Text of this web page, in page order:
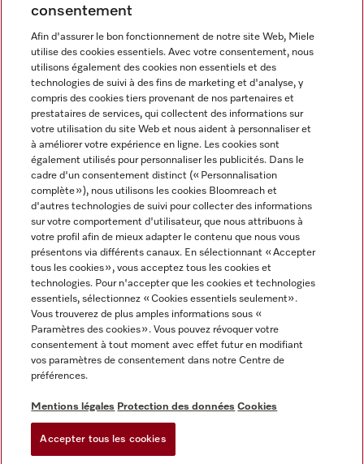
Langue
FRANCAIS
Informations légales
CGV
Conditions d’utilisation
Déclaration d'accessibilité
Digital Services Act
Miele sur Instagram
Miele sur Youtube
consentement
Afin d'assurer le bon fonctionnement de notre site Web, Miele
utilise des cookies essentiels. Avec votre consentement, nous
utilisons également des cookies non essentiels et des
technologies de suivi à des fins de marketing et d'analyse, y
compris des cookies tiers provenant de nos partenaires et
prestataires de services, qui collectent des informations sur
votre utilisation du site Web et nous aident à personnaliser et
à améliorer votre expérience en ligne. Les cookies sont
également utilisés pour personnaliser les publicités. Dans le
cadre d'un consentement distinct (« Personnalisation
complète »), nous utilisons les cookies Bloomreach et
d'autres technologies de suivi pour collecter des informations
sur votre comportement d'utilisateur, que nous attribuons à
votre profil afin de mieux adapter le contenu que nous vous
présentons via différents canaux. En sélectionnant « Accepter
tous les cookies », vous acceptez tous les cookies et
technologies. Pour n'accepter que les cookies et technologies
essentiels, sélectionnez « Cookies essentiels seulement».
Vous trouverez de plus amples informations sous «
Paramètres des cookies ». Vous pouvez révoquer votre
consentement à tout moment avec effet futur en modifiant
vos paramètres de consentement dans notre Centre de
préférences.
Mentions légales Protection des données Cookies
Accepter tous les cookies